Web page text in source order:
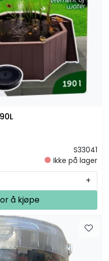
S33041
Ikke på lager
+
å kjøpe